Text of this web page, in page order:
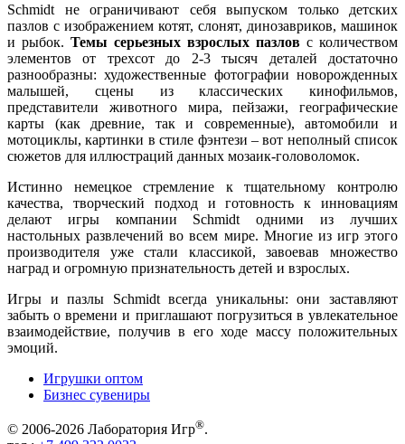
Schmidt не ограничивают себя выпуском только детских
пазлов с изображением котят, слонят, динозавриков, машинок
и рыбок. Темы серьезных взрослых пазлов с количеством
элементов от трехсот до 2-3 тысяч деталей достаточно
разнообразны: художественные фотографии новорожденных
малышей, сцены из классических кинофильмов,
представители животного мира, пейзажи, географические
карты (как древние, так и современные), автомобили и
мотоциклы, картинки в стиле фэнтези – вот неполный список
сюжетов для иллюстраций данных мозаик-головоломок.
Истинно немецкое стремление к тщательному контролю
качества, творческий подход и готовность к инновациям
делают игры компании Schmidt одними из лучших
настольных развлечений во всем мире. Многие из игр этого
производителя уже стали классикой, завоевав множество
наград и огромную признательность детей и взрослых.
Игры и пазлы Schmidt всегда уникальны: они заставляют
забыть о времени и приглашают погрузиться в увлекательное
взаимодействие, получив в его ходе массу положительных
эмоций.
Игрушки оптом
Бизнес сувениры
© 2006-2026 Лаборатория Игр®.